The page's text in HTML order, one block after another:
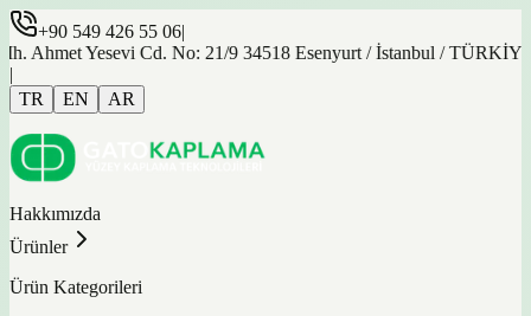
+90 549 426 55 06|
Yesevi Cd. No: 21/9 34518 Esenyurt / İstanbul / TÜRKİYE
|
TR
EN AR
Hakkımızda
Ürünler
Ürün Kategorileri